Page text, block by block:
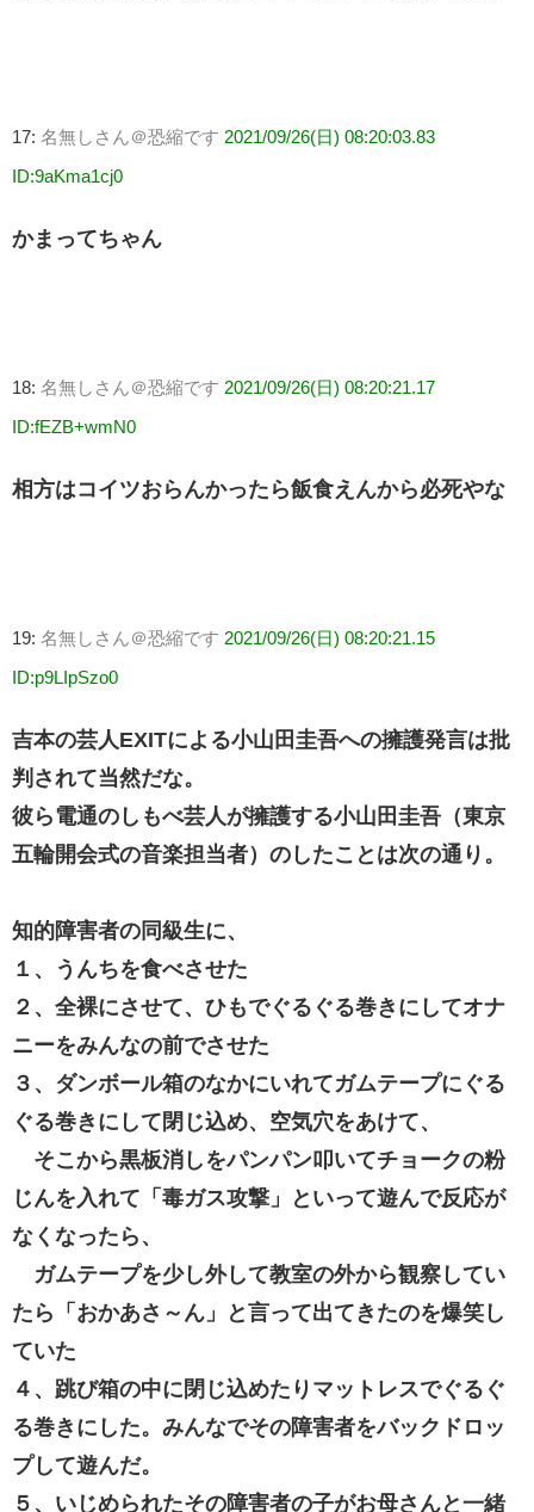
17: 名無しさん＠恐縮です 2021/09/26(日) 08:20:03.83
ID:9aKma1cj0
かまってちゃん
18: 名無しさん＠恐縮です 2021/09/26(日) 08:20:21.17
ID:fEZB+wmN0
相方はコイツおらんかったら飯食えんから必死やな
19: 名無しさん＠恐縮です 2021/09/26(日) 08:20:21.15
ID:p9LIpSzo0
吉本の芸人EXITによる小山田圭吾への擁護発言は批
判されて当然だな。
彼ら電通のしもべ芸人が擁護する小山田圭吾（東京
五輪開会式の音楽担当者）のしたことは次の通り。
知的障害者の同級生に、
１、うんちを食べさせた
２、全裸にさせて、ひもでぐるぐる巻きにしてオナ
ニーをみんなの前でさせた
３、ダンボール箱のなかにいれてガムテープにぐる
ぐる巻きにして閉じ込め、空気穴をあけて、
そこから黒板消しをパンパン叩いてチョークの粉
じんを入れて「毒ガス攻撃」といって遊んで反応が
なくなったら、
ガムテープを少し外して教室の外から観察してい
たら「おかあさ～ん」と言って出てきたのを爆笑し
ていた
４、跳び箱の中に閉じ込めたりマットレスでぐるぐ
る巻きにした。みんなでその障害者をバックドロッ
プして遊んだ。
５、いじめられたその障害者の子がお母さんと一緒